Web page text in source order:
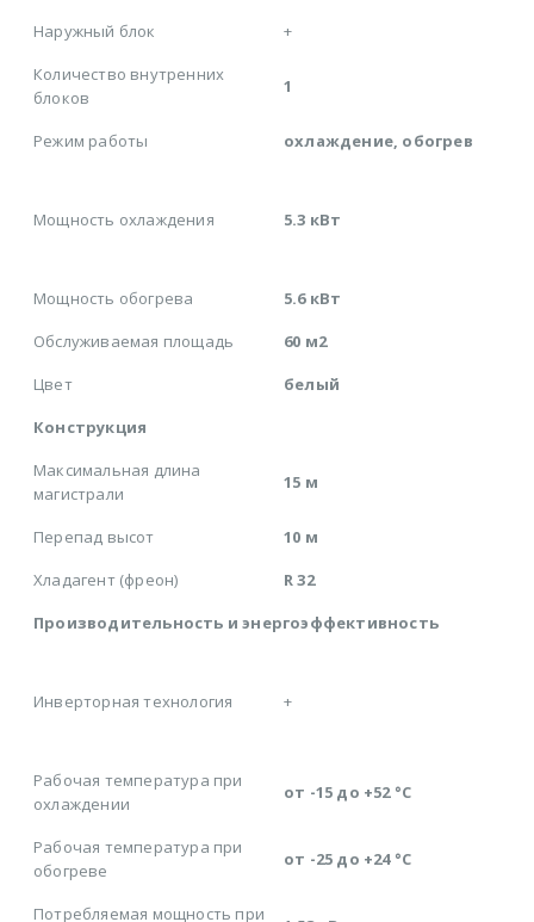
Наружный блок
+
Количество внутренних
блоков
1
Режим работы охлаждение, обогрев
Мощность охлаждения 5.3 кВт
Мощность обогрева
5.6 кВт
Обслуживаемая площадь
60 м2
Цвет
белый
Конструкция
Максимальная длина
магистрали
15 м
Перепад высот
10 м
Хладагент (фреон)
R 32
Производительность и энергоэффективность
Инверторная технология +
Рабочая температура при
охлаждении
от -15 до +52 °C
Рабочая температура при
обогреве
от -25 до +24 °C
Потребляемая мощность при